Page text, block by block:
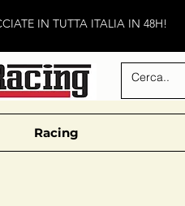
IN TUTTA ITALIA IN 48H!
Racing